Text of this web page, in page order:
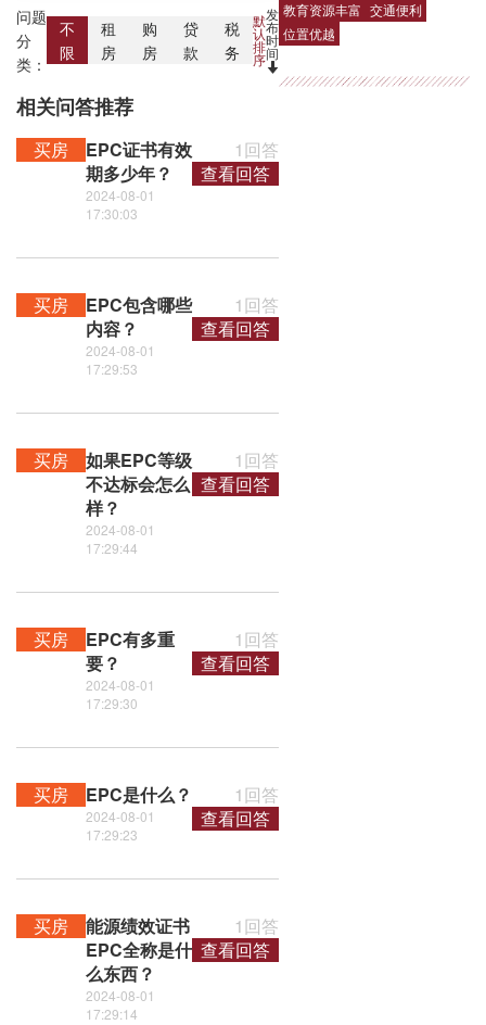
问题
分
类：
不
限
租
房
购
房
贷
款
税
务
默
认
排
序
发
布
时
间
相关问答推荐
买房
EPC证书有效
期多少年？
2024-08-01
17:30:03
1回答
查看回答
买房
EPC包含哪些
内容？
2024-08-01
17:29:53
1回答
查看回答
买房
如果EPC等级
不达标会怎么
样？
2024-08-01
17:29:44
1回答
查看回答
买房
EPC有多重
要？
2024-08-01
17:29:30
1回答
查看回答
买房 EPC是什么？
2024-08-01
17:29:23
1回答
查看回答
买房
能源绩效证书
EPC全称是什
么东西？
2024-08-01
17:29:14
1回答
查看回答
教育资源丰富 交通便利
位置优越